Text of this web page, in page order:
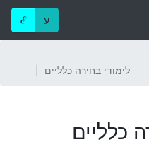
ℰ ע
לימודי בחירה כלליים
כלליים